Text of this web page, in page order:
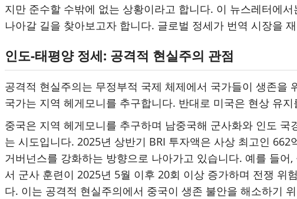
지만 준수할 수밖에 없는 상황이라고 합니다. 이 뉴스레터에
나아갈 길을 찾아보고자 합니다. 글로벌 정세가 번역 시장을
인도-태평양 정세: 공격적 현실주의 관점
공격적 현실주의는 무정부적 국제 체제에서 국가들이 생존을
국가는 지역 헤게모니를 추구합니다. 반대로 미국은 현상 유
중국은 지역 헤게모니를 추구하며 남중국해 군사화와 인도
는 시도입니다. 2025년 상반기 BRI 투자액은 사상 최고인
거버넌스를 강화하는 방향으로 나아가고 있습니다. 예를 들
서 군사 훈련이 2025년 5월 이후 20회 이상 증가하며 전쟁 위
다. 이는 공격적 현실주의에서 중국이 생존 불안을 해소하기